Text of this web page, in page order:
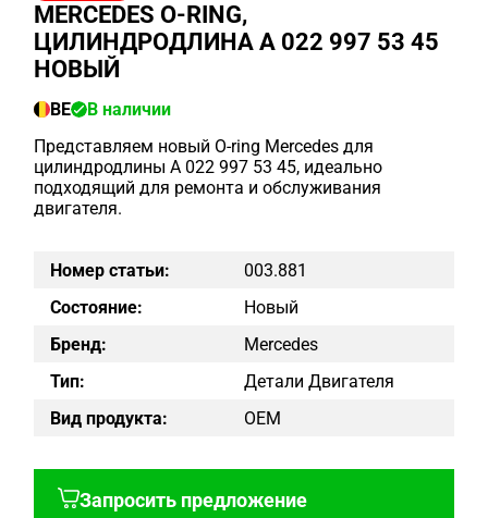
MERCEDES O-RING,
ЦИЛИНДРОДЛИНА A 022 997 53 45
НОВЫЙ
BE
В наличии
Представляем новый O-ring Mercedes для
цилиндродлины A 022 997 53 45, идеально
подходящий для ремонта и обслуживания
двигателя.
Номер статьи:
003.881
Состояние:
Новый
Бренд:
Mercedes
Тип:
Детали Двигателя
Вид продукта:
OEM
Запросить предложение